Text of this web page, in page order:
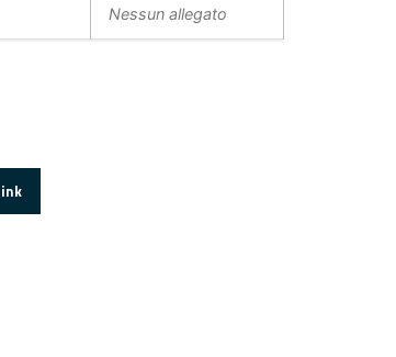
Nessun allegato